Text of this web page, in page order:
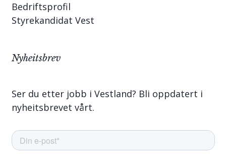
Bedriftsprofil
Styrekandidat Vest
Nyheitsbrev
Ser du etter jobb i Vestland? Bli oppdatert i
nyheitsbrevet vårt.